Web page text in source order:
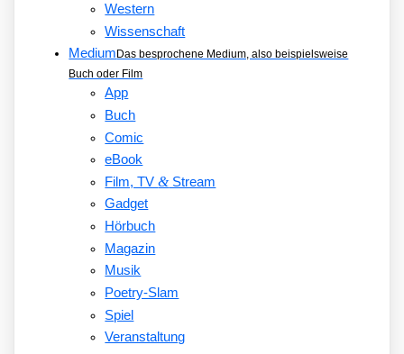
Western
Wissenschaft
Medium Das besprochene Medium, also beispielsweise
Buch oder Film
App
Buch
Comic
eBook
Film, TV&Stream
Gadget
Hörbuch
Magazin
Musik
Poetry-Slam
Spiel
Veranstaltung